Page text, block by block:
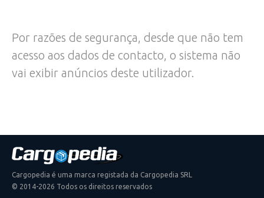
Por razões de segurança, desde que não tem
acesso aos dados de contacto, o sistema não
vai exibir anúncios deste utilizador.
Cargopedia é uma marca registada da Cargopedia SRL
© 2014-2026 Todos os direitos reservados